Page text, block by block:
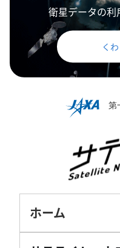
衛星データの
く
ホーム